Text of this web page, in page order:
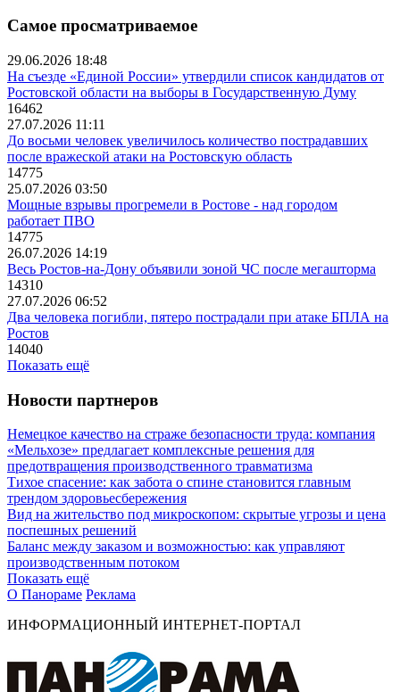
Самое просматриваемое
29.06.2026 18:48
На съезде «Единой России» утвердили список кандидатов от
Ростовской области на выборы в Государственную Думу
16462
27.07.2026 11:11
До восьми человек увеличилось количество пострадавших
после вражеской атаки на Ростовскую область
14775
25.07.2026 03:50
Мощные взрывы прогремели в Ростове - над городом
работает ПВО
14775
26.07.2026 14:19
Весь Ростов-на-Дону объявили зоной ЧС после мегашторма
14310
27.07.2026 06:52
Два человека погибли, пятеро пострадали при атаке БПЛА на
Ростов
14040
Показать ещё
Новости партнеров
Немецкое качество на страже безопасности труда: компания
«Мельхозе» предлагает комплексные решения для
предотвращения производственного травматизма
Тихое спасение: как забота о спине становится главным
трендом здоровьесбережения
Вид на жительство под микроскопом: скрытые угрозы и цена
поспешных решений
Баланс между заказом и возможностью: как управляют
производственным потоком
Показать ещё
О Панораме Реклама
ИНФОРМАЦИОННЫЙ ИНТЕРНЕТ-ПОРТАЛ